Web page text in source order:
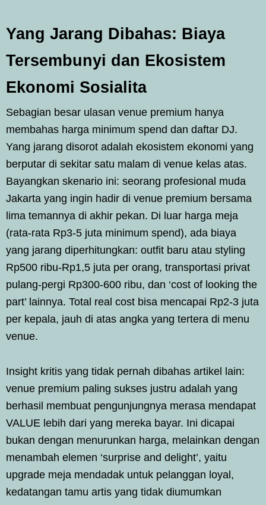
Yang Jarang Dibahas: Biaya
Tersembunyi dan Ekosistem
Ekonomi Sosialita
Sebagian besar ulasan venue premium hanya
membahas harga minimum spend dan daftar DJ.
Yang jarang disorot adalah ekosistem ekonomi yang
berputar di sekitar satu malam di venue kelas atas.
Bayangkan skenario ini: seorang profesional muda
Jakarta yang ingin hadir di venue premium bersama
lima temannya di akhir pekan. Di luar harga meja
(rata-rata Rp3-5 juta minimum spend), ada biaya
yang jarang diperhitungkan: outfit baru atau styling
Rp500 ribu-Rp1,5 juta per orang, transportasi privat
pulang-pergi Rp300-600 ribu, dan ‘cost of looking the
part’ lainnya. Total real cost bisa mencapai Rp2-3 juta
per kepala, jauh di atas angka yang tertera di menu
venue.
Insight kritis yang tidak pernah dibahas artikel lain:
venue premium paling sukses justru adalah yang
berhasil membuat pengunjungnya merasa mendapat
VALUE lebih dari yang mereka bayar. Ini dicapai
bukan dengan menurunkan harga, melainkan dengan
menambah elemen ‘surprise and delight’, yaitu
upgrade meja mendadak untuk pelanggan loyal,
kedatangan tamu artis yang tidak diumumkan